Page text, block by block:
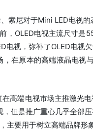
索尼对于Mini LED电视
，OLED电视主流尺寸
电视，弥补了OLED电视
在原本的高端液晶电视
高端电视市场主推激光
但是推广重心几乎全部
主要用于树立高端品牌形